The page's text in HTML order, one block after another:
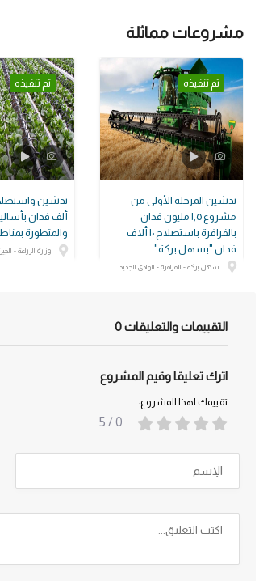
مشروعات مماثلة
تم تنفيذه
ألف فدان
والمتطورة
وزارة الزراعة -
تم تنفيذه
تدشين المرحلة الأولى من
مشروع ١,٥ مليون فدان
بالفرافرة باستصلاح ١٠ ألاف
فدان "بسهل بركة"
سهل بركة - الفرافرة - الوادى الجديد
التقييمات والتعليقات0
اترك تعليقا وقيم المشروع
تقييمك لهذا المشروع:
0
/ 5